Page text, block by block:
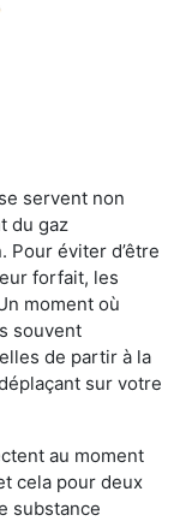
servent non
du gaz
Pour éviter d’être
forfait, les
moment où
souvent
de partir à la
sur votre
au moment
cela pour deux
substance